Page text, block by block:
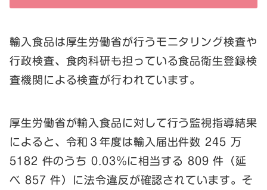
輸入食品は厚生労働省が行うモニタリング検査や
行政検査、食肉科研も担っている食品衛生登録検
査機関による検査が行われています。
厚生労働省が輸入食品に対して行う監視指導結果
によると、令和３年度は輸入届出件数 245 万
5182 件のうち 0.03％に相当する 809 件（延
べ 857 件）に法令違反が確認されています。そ